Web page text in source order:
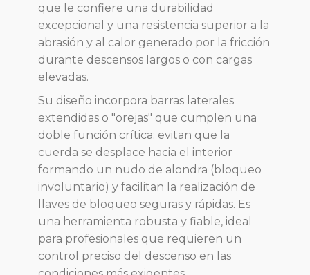
que le confiere una durabilidad
excepcional y una resistencia superior a la
abrasión y al calor generado por la fricción
durante descensos largos o con cargas
elevadas.
Su diseño incorpora barras laterales
extendidas o "orejas" que cumplen una
doble función crítica: evitan que la
cuerda se desplace hacia el interior
formando un nudo de alondra (bloqueo
involuntario) y facilitan la realización de
llaves de bloqueo seguras y rápidas. Es
una herramienta robusta y fiable, ideal
para profesionales que requieren un
control preciso del descenso en las